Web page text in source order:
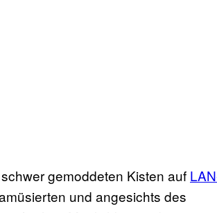
gemoddeten Kisten auf
und angesichts des